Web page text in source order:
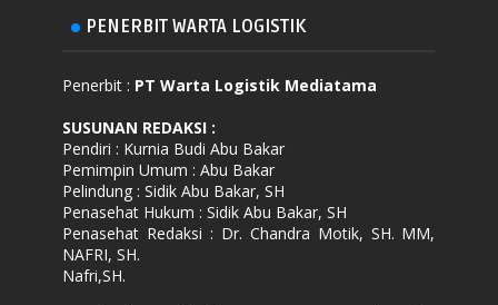
PENERBIT WARTA LOGISTIK
Penerbit : PT Warta Logistik Mediatama
SUSUNAN REDAKSI :
Pendiri : Kurnia Budi Abu Bakar
Pemimpin Umum : Abu Bakar
Pelindung : Sidik Abu Bakar, SH
Penasehat Hukum : Sidik Abu Bakar, SH
Penasehat Redaksi : Dr. Chandra Motik, SH. MM,
NAFRI, SH.
Nafri,SH.